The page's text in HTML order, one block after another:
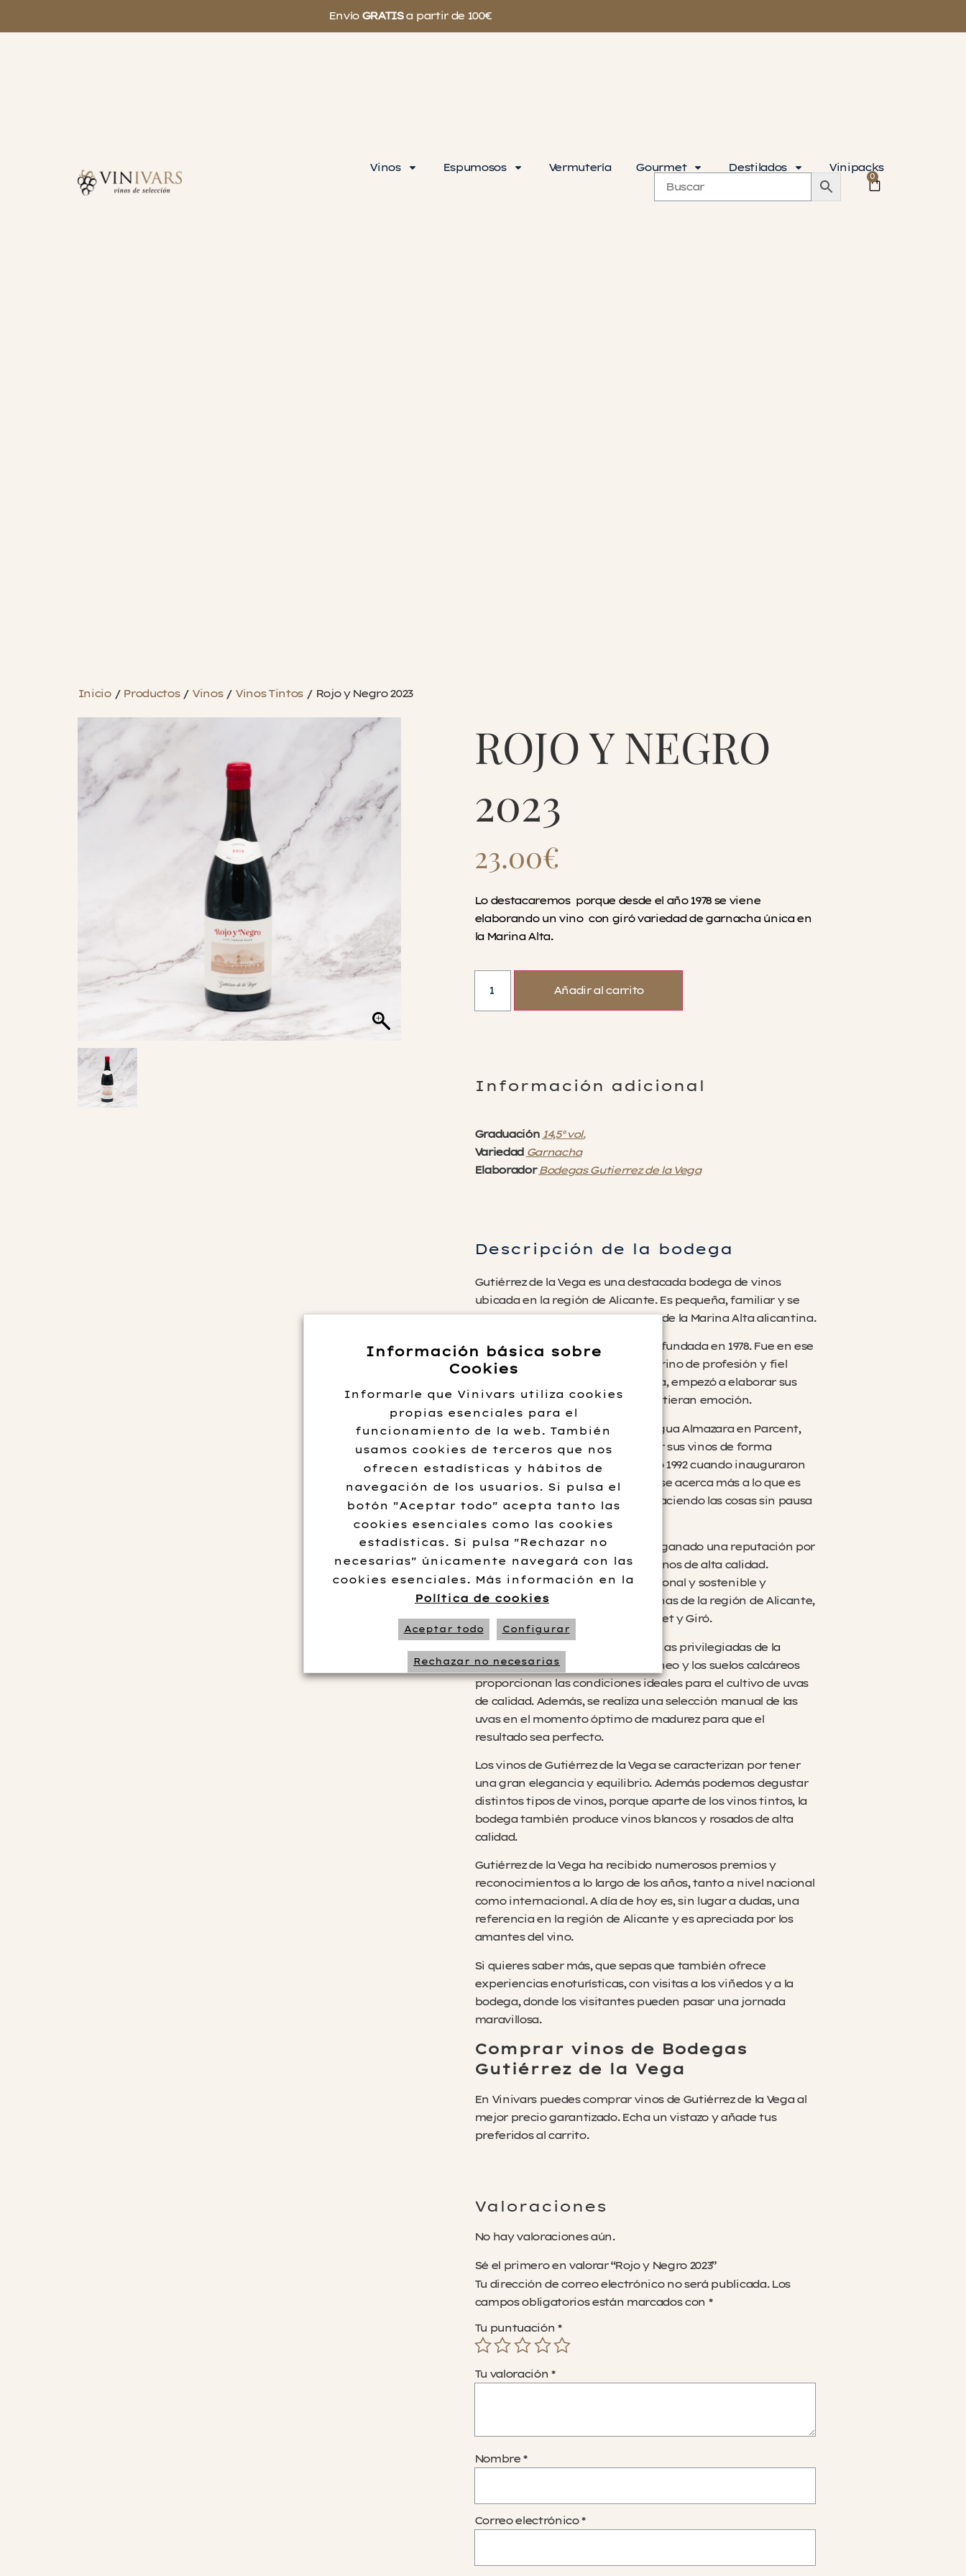
Envío GRATISa partir de 100€
Vinos Espumosos Vermutería Gourmet Destilados Vinipacks
0
Inicio / Productos / Vinos / Vinos Tintos / Rojo y Negro 2023
ROJO Y NEGRO
2023
23.00€
Lo destacaremos porque desde el año 1978 se viene
elaborando un vino con giró variedad de garnacha única en
la Marina Alta.
Añadir al carrito
Información adicional
Graduación 14,5° vol.
Variedad Garnacha
ElaboradorBodegas Gutierrez de la Vega
Descripción de la bodega
Gutiérrez de la Vega es una destacada bodega de vinos
ubicada en la región de Alicante. Es pequeña, familiar y se
encuentra en Parcent, en la zona de la Marina Alta alicantina.
Bodegas Gutierrez de la Vega fue fundada en 1978. Fue en ese
momento cuando Don Felipe, marino de profesión y fiel
seguidor de la viticultura española, empezó a elaborar sus
vinos para conseguir que transmitieran emoción.
En 1982, se trasladaron a una antigua Almazara en Parcent,
donde empezaron a comercializar sus vinos de forma
internacional. No fue hasta el año 1992 cuando inauguraron
una bodega más funcional y que se acerca más a lo que es
hoy en día. Una gran evolución, haciendo las cosas sin pausa
pero sin prisa.
Desde entonces, la bodega se ha ganado una reputación por
su enfoque en la producción de vinos de alta calidad.
Apuestan por la viticultura tradicional y sostenible y
trabajan con variedades autóctonas de la región de Alicante,
como Monastrell, Alicante Bouschet y Giró.
Sus viñedos se encuentran en zonas privilegiadas de la
región, donde el clima mediterráneo y los suelos calcáreos
proporcionan las condiciones ideales para el cultivo de uvas
de calidad. Además, se realiza una selección manual de las
uvas en el momento óptimo de madurez para que el
resultado sea perfecto.
Los vinos de Gutiérrez de la Vega se caracterizan por tener
una gran elegancia y equilibrio. Además podemos degustar
distintos tipos de vinos, porque aparte de los vinos tintos, la
bodega también produce vinos blancos y rosados de alta
calidad.
Gutiérrez de la Vega ha recibido numerosos premios y
reconocimientos a lo largo de los años, tanto a nivel nacional
como internacional. A día de hoy es, sin lugar a dudas, una
referencia en la región de Alicante y es apreciada por los
amantes del vino.
Si quieres saber más, que sepas que también ofrece
experiencias enoturísticas, con visitas a los viñedos y a la
bodega, donde los visitantes pueden pasar una jornada
maravillosa.
Comprar vinos de Bodegas
Gutiérrez de la Vega
En Vinivars puedes comprar vinos de Gutiérrez de la Vega al
mejor precio garantizado. Echa un vistazo y añade tus
preferidos al carrito.
Valoraciones
No hay valoraciones aún.
Sé el primero en valorar “Rojo y Negro 2023”
Tu dirección de correo electrónico no será publicada. Los
campos obligatorios están marcados con *
Tu puntuación *
Tu valoración *
Nombre *
Correo electrónico*
Información básica sobre
Cookies
Informarle que Vinivars utiliza cookies
propias esenciales para el
funcionamiento de la web. También
usamos cookies de terceros que nos
ofrecen estadísticas y hábitos de
navegación de los usuarios. Si pulsa el
botón "Aceptar todo" acepta tanto las
cookies esenciales como las cookies
estadísticas. Si pulsa "Rechazar no
necesarias" únicamente navegará con las
cookies esenciales. Más información en la
Política de cookies
Aceptar todo Configurar
Rechazar no necesarias